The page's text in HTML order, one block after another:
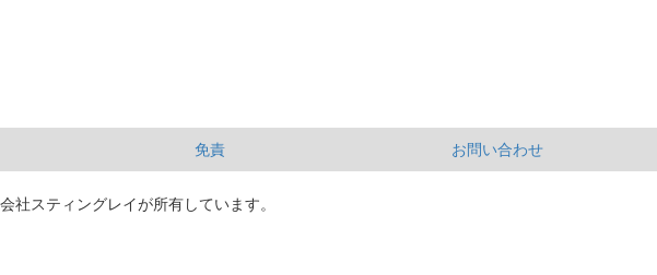
免責 お問い合わせ
社スティングレイが所有しています。